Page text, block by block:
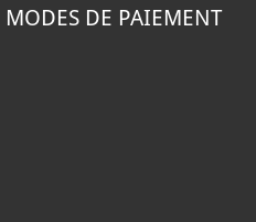
MODES DE PAIEMENT